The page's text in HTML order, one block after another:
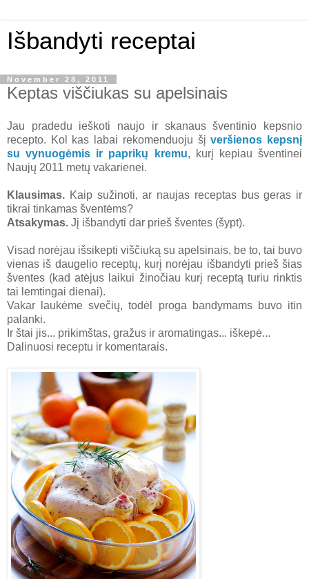
Išbandyti receptai
November 28, 2011
Keptas viščiukas su apelsinais
Jau pradedu ieškoti naujo ir skanaus šventinio kepsnio
recepto. Kol kas labai rekomenduoju šįveršienos kepsnį
su vynuogėmis ir paprikų kremu, kurį kepiau šventinei
Naujų 2011 metų vakarienei.
Klausimas. Kaip sužinoti, ar naujas receptas bus geras ir
tikrai tinkamas šventėms?
Atsakymas. Jį išbandyti dar prieš šventes (šypt).
Visad norėjau išsikepti viščiuką su apelsinais, be to, tai buvo
vienas iš daugelio receptų, kurį norėjau išbandyti prieš šias
šventes (kad atėjus laikui žinočiau kurį receptą turiu rinktis
tai lemtingai dienai).
Vakar laukėme svečių, todėl proga bandymams buvo itin
palanki.
Ir štai jis... prikimštas, gražus ir aromatingas... iškepė...
Dalinuosi receptu ir komentarais.